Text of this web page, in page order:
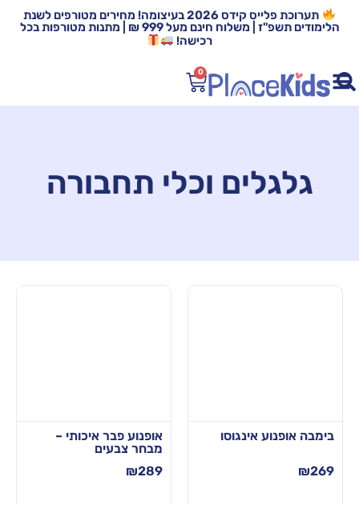
תערוכת פלייס קידס 2026 בעיצומה! מחירים מטורפים לשנת
הלימודים תשפ"ז | משלוח חינם מעל 999 ₪ | מתנות מטורפות בכל
רכישה!
0
גלגלים וכלי תחבורה
בימבה אופנוע אינגוסו
₪269
אופנוע פבר איכותי –
מבחר צבעים
₪289